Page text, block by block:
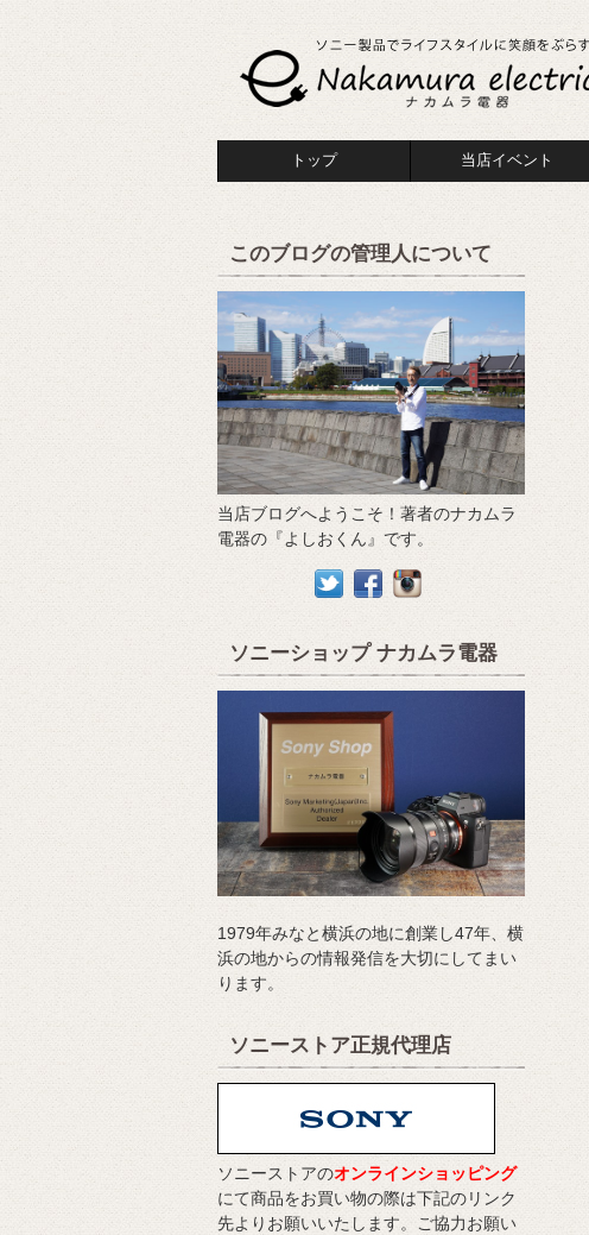
トップ 当店イベント
このブログの管理人について
当店ブログへようこそ！著者のナカムラ
電器の『よしおくん』です。
ソニーショップ ナカムラ電器
1979年みなと横浜の地に創業し47年、横
浜の地からの情報発信を大切にしてまい
ります。
ソニーストア正規代理店
ソニーストアのオンラインショッピング
にて商品をお買い物の際は下記のリンク
先よりお願いいたします。ご協力お願い